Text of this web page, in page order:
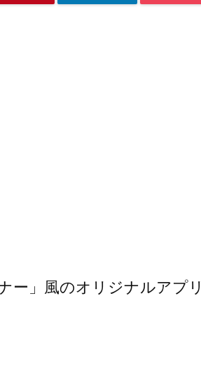
ー」風のオリジナルアプリ